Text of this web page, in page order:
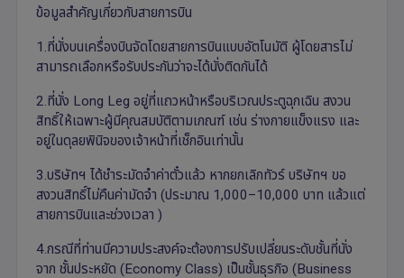
ข้อมูลสำคัญเกี่ยวกับสายการบิน
1.ที่นั่งบนเครื่องบินจัดโดยสายการบินแบบอัตโนมัติ ผู้โดยสารไม่
สามารถเลือกหรือรับประกันว่าจะได้นั่งติดกันได้
2.ที่นั่ง Long Leg อยู่ที่แถวหน้าหรือบริเวณประตูฉุกเฉิน สงวน
สิทธิ์ให้เฉพาะผู้มีคุณสมบัติตามเกณฑ์ เช่น ร่างกายแข็งแรง และ
อยู่ในดุลยพินิจของเจ้าหน้าที่เช็กอินเท่านั้น
3.บริษัทฯ ได้ชำระมัดจำค่าตั๋วแล้ว หากยกเลิกทัวร์ บริษัทฯ ขอ
สงวนสิทธิ์ไม่คืนค่ามัดจำ (ประมาณ 1,000–10,000 บาท แล้วแต่
สายการบินและช่วงเวลา )
4.กรณีที่ท่านมีความประสงค์จะต้องการปรับเปลี่ยนระดับชั้นที่นั่ง
จาก ชั้นประหยัด (Economy Class) เป็นชั้นธุรกิจ (Business